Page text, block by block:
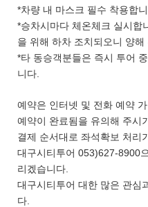
*차량 내 마스크 필수 착용합니
*승차시마다 체온체크 실시합
을 위해 하차 조치되오니 양해
*타 동승객분들은 즉시 투어
니다.
예약은 인터넷 및 전화 예약
예약이 완료됨을 유의해 주시
결제 순서대로 좌석확보 처리
대구시티투어 053)627-8900
리겠습니다.
대구시티투어 대한 많은 관심
다.